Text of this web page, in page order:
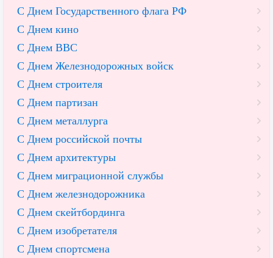
С Днем Государственного флага РФ
С Днем кино
С Днем ВВС
С Днем Железнодорожных войск
С Днем строителя
С Днем партизан
С Днем металлурга
С Днем российской почты
С Днем архитектуры
С Днем миграционной службы
С Днем железнодорожника
С Днем скейтбординга
С Днем изобретателя
С Днем спортсмена